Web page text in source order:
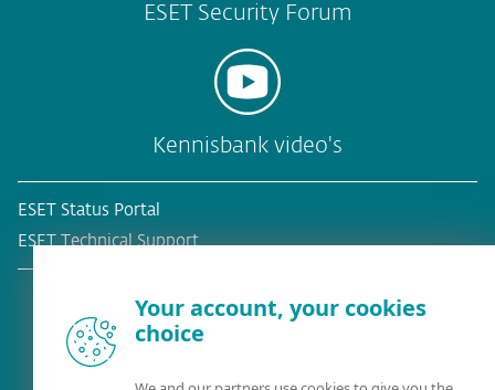
ESET Security Forum
Kennisbank video's
ESET Status Portal
ESET Technical Support
Bestaande klant?
Your account, your cookies
choice